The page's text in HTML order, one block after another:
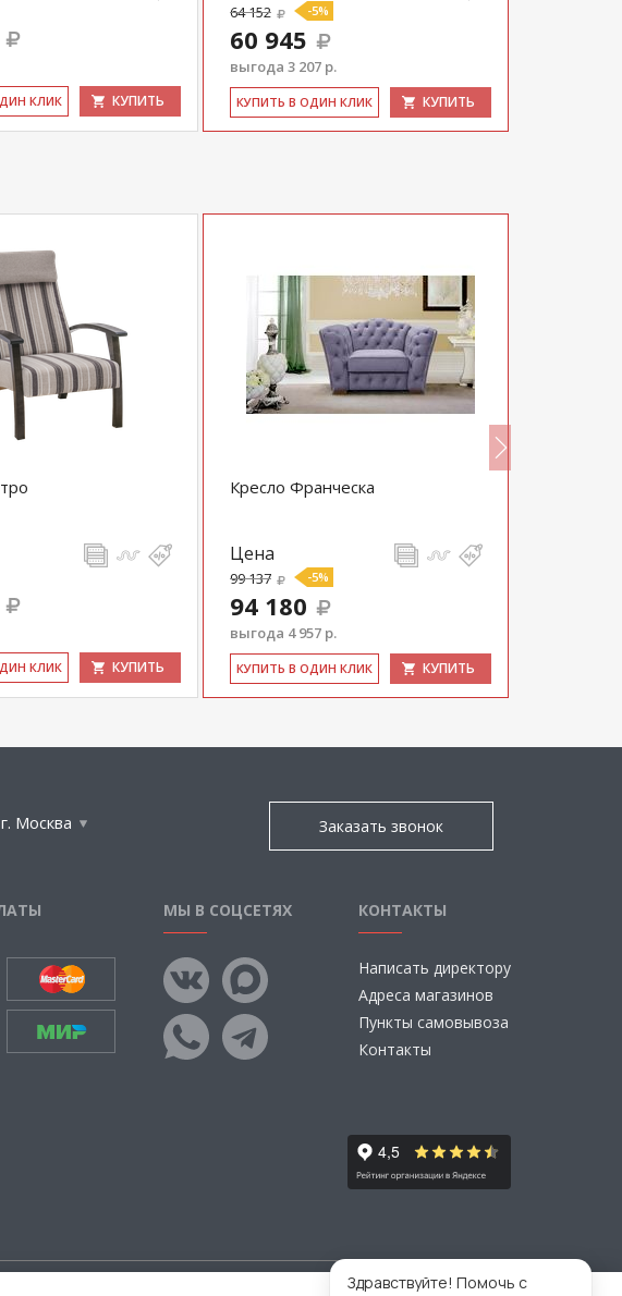
КЛИК КУПИТЬ
64 152 -5%
60 945
выгода 3 207 р.
КУ­ПИТЬ В ОДИН КЛИК КУПИТЬ
КЛИК КУПИТЬ
Кресло Франческа
Цена
99 137 -5%
94 180
выгода 4 957 р.
КУ­ПИТЬ В ОДИН КЛИК КУПИТЬ
г. Москва Заказать звонок
МЫ В СОЦСЕТЯХ КОНТАКТЫ
Написать директору
Адреса магазинов
Пункты самовывоза
Контакты
Здравствуйте! Помочь с